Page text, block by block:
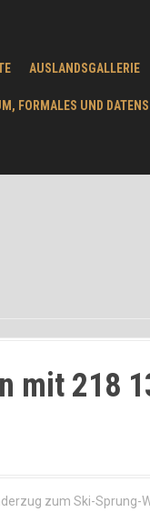
AUSLANDSGALLERIE
FORMALES UND
mit 218
zum Ski-Sprung-